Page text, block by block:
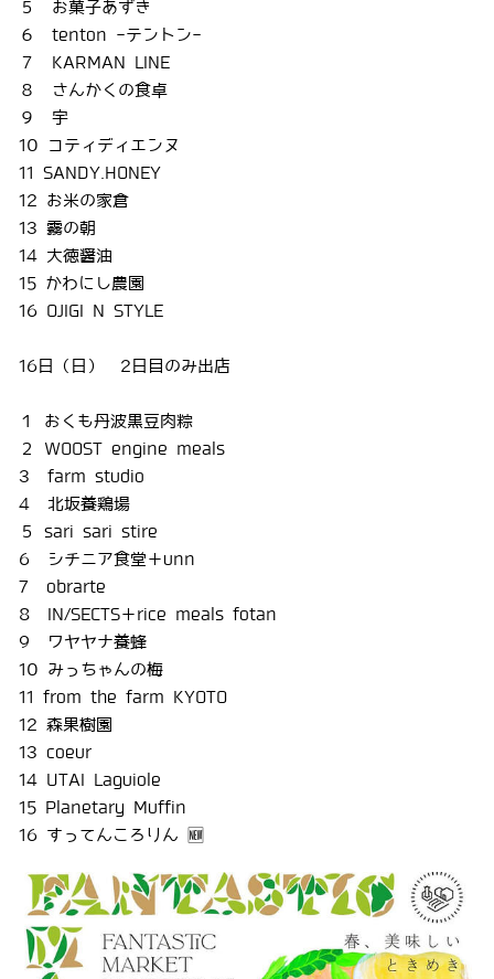
５ お菓子あずき
６ tenton -テントン-
７ KARMAN LINE
８ さんかくの食卓
９ 宇
10 コティディエンヌ
11 SANDY.HONEY
12 お米の家倉
13 霧の朝
14 大徳醤油
15 かわにし農園
16 OJIGI N STYLE
16日（日） 2日目のみ出店
１ おくも丹波黒豆肉粽
２ WOOST engine meals
3 farm studio
4 北坂養鶏場
５ sari sari stire
6 シチニア食堂＋unn
7 obrarte
8 IN/SECTS＋rice meals fotan
9 ワヤヤナ養蜂
10 みっちゃんの梅
11 from the farm KYOTO
12 森果樹園
13 coeur
14 UTAI Laguiole
15 Planetary Muffin
16 すってんころりん 🆕